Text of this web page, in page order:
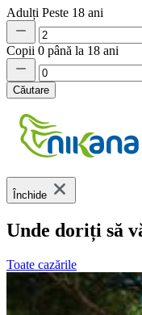
Adulți Peste 18 ani
Copii 0 până la 18 ani
Căutare
Închide
Unde doriți să
Toate cazările